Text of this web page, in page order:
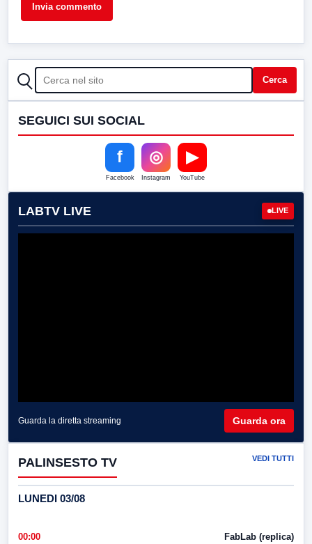
CERCA Cerca
SEGUICI SUI SOCIAL
f
Facebook
◎
Instagram
▶
YouTube
LABTV LIVE LIVE
Guarda la diretta streaming Guarda ora
PALINSESTO TV VEDI TUTTI
LUNEDI 03/08
00:00 FabLab (replica)